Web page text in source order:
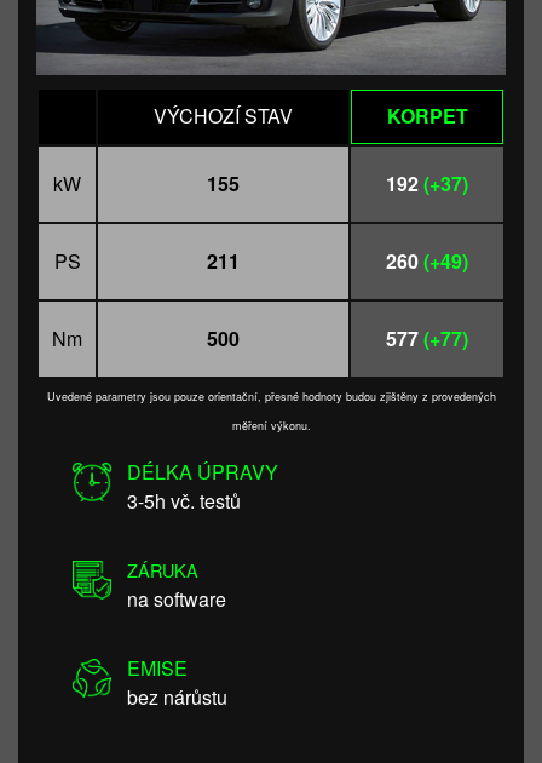
VÝCHOZÍ STAV KORPET
kW 155 192(+37)
PS 211 260(+49)
Nm 500 577(+77)
Uvedené parametry jsou pouze orientační, přesné hodnoty budou zjištěny z provedených
měření výkonu.
DÉLKA ÚPRAVY
3-5h vč. testů
ZÁRUKA
na software
EMISE
bez nárůstu